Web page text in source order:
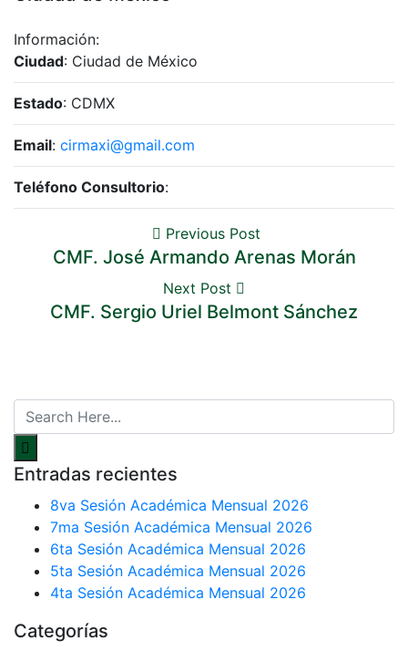
Información:
Ciudad: Ciudad de México
Estado: CDMX
Email: cirmaxi@gmail.com
Teléfono Consultorio:
Previous Post
CMF. José Armando Arenas Morán
Next Post
CMF. Sergio Uriel Belmont Sánchez
Entradas recientes
8va Sesión Académica Mensual 2026
7ma Sesión Académica Mensual 2026
6ta Sesión Académica Mensual 2026
5ta Sesión Académica Mensual 2026
4ta Sesión Académica Mensual 2026
Categorías